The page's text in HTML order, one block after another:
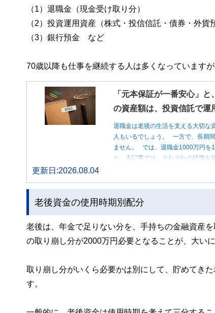
（1）退職金（現金受け取り分）
（2）投資運用資産（株式・投信信託・債券・外
（3）銀行預金 など
70歳以降も仕事を継続する人は多くなっています
「元本保証が一番安心」
の資産額は、投資信託で運
退職金は老後の生活を支える大切な
人もいるでしょう。 一方で、長期
ません。 では、退職金1000万円を
か。本記事では、それぞれの特徴を
更新日:2026.08.04
老後資金の使用時期別配分
老後は、年金で足りない分を、手持ちの金融資産
の取り崩し分が2000万円必要となることが、大い
取り崩し分がいくら必要かは別にして、貯めてき
す。